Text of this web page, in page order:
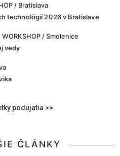
/ Bratislava
technológií 2026 v Bratislave
WORKSHOP / Smolenice
vedy
podujatia >>
ČLÁNKY